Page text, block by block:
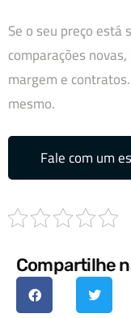
Se o seu preço está
comparações
margem e
mesmo.
Fale com um
Compartilhe